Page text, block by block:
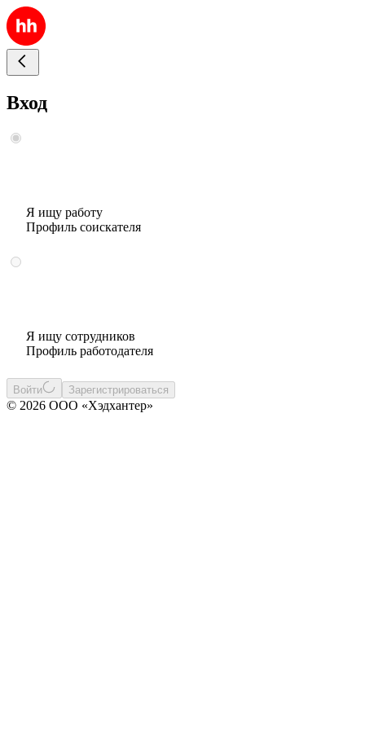
Вход
Я ищу работу
Профиль соискателя
Я ищу сотрудников
Профиль работодателя
Войти Зарегистрироваться
© 2026 ООО «Хэдхантер»